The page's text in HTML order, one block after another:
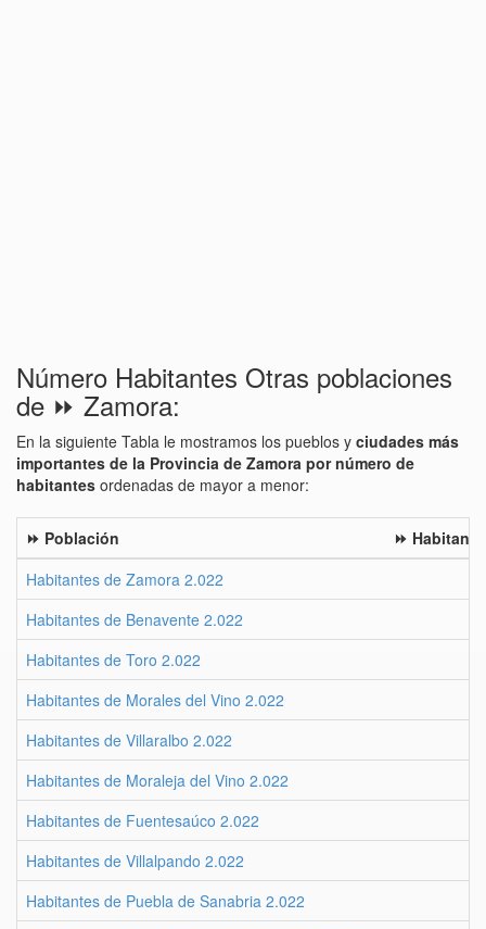
Número Habitantes Otras poblaciones
de ⏩ Zamora:
En la siguiente Tabla le mostramos los pueblos y ciudades más
importantes de la Provincia de Zamora por número de
habitantes ordenadas de mayor a menor:
⏩ Población
⏩
Habitantes de Zamora 2.022
Habitantes de Benavente 2.022
Habitantes de Toro 2.022
Habitantes de Morales del Vino 2.022
Habitantes de Villaralbo 2.022
Habitantes de Moraleja del Vino 2.022
Habitantes de Fuentesaúco 2.022
Habitantes de Villalpando 2.022
Habitantes de Puebla de Sanabria 2.022